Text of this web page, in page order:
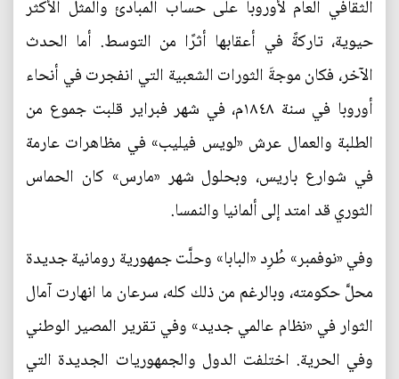
الثقافي العام لأوروبا على حساب المبادئ والمثل الأكثر
حيوية، تاركةً في أعقابها أثرًا من التوسط. أما الحدث
الآخر، فكان موجةَ الثورات الشعبية التي انفجرت في أنحاء
أوروبا في سنة ١٨٤٨م، في شهر فبراير قلبت جموع من
الطلبة والعمال عرش «لويس فيليب» في مظاهرات عارمة
في شوارع باريس، وبحلول شهر «مارس» كان الحماس
الثوري قد امتد إلى ألمانيا والنمسا.
وفي «نوفمبر» طُرِد «البابا» وحلَّت جمهورية رومانية جديدة
محلَّ حكومته، وبالرغم من ذلك كله، سرعان ما انهارت آمال
الثوار في «نظام عالمي جديد» وفي تقرير المصير الوطني
وفي الحرية. اختلفت الدول والجمهوريات الجديدة التي